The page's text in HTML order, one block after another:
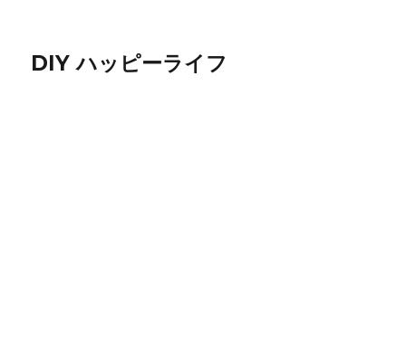
DIY ハッピーライフ